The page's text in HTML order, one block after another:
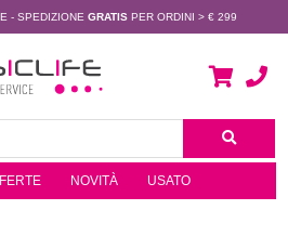
- SPEDIZIONE GRATIS PER ORDINI > € 299
NOVITÀ USATO